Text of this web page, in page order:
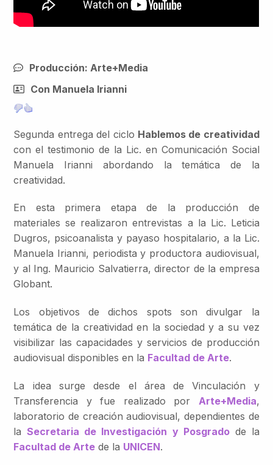
Producción: Arte+Media
Con Manuela Irianni
Segunda entrega del ciclo Hablemos de creatividad
con el testimonio de la Lic. en Comunicación Social
Manuela Irianni abordando la temática de la
creatividad.
En esta primera etapa de la producción de
materiales se realizaron entrevistas a la Lic. Leticia
Dugros, psicoanalista y payaso hospitalario, a la Lic.
Manuela Irianni, periodista y productora audiovisual,
y al Ing. Mauricio Salvatierra, director de la empresa
Globant.
Los objetivos de dichos spots son divulgar la
temática de la creatividad en la sociedad y a su vez
visibilizar las capacidades y servicios de producción
audiovisual disponibles en la Facultad de Arte.
La idea surge desde el área de Vinculación y
Transferencia y fue realizado por Arte+Media,
laboratorio de creación audiovisual, dependientes de
laSecretaria de Investigación y Posgradode la
Facultad de Arte de la UNICEN.